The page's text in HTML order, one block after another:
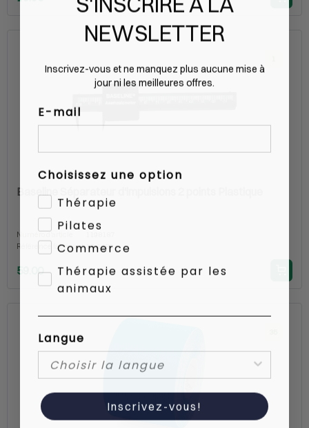
Baseline Séparateur d'impulsions 2 points Plastique
Numéro d'article
Référence fabricant 12-1480
59.00
NEWSLETTER
Inscrivez-vous et ne manquez plus aucune mise à
jour ni les meilleures offres.
E-mail
Choisissez une option
Thérapie
Pilates
Commerce
Thérapie assistée par les
animaux
Langue
Inscrivez-vous!